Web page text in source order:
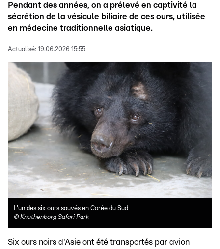
Pendant des années, on a prélevé en captivité la
sécrétion de la vésicule biliaire de ces ours, utilisée
en médecine traditionnelle asiatique.
Actualisé: 19.06.2026 15:55
L'un des six ours sauvés en Corée du Sud
© Knuthenborg Safari Park
Six ours noirs d'Asie ont été transportés par avion